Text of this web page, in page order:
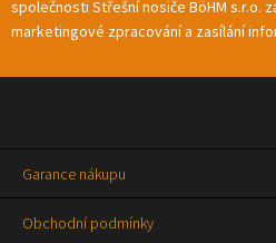
společnosti Střešní nosiče BöHM s.r.o.
marketingové zpracování a zasílání
Garance nákupu
Obchodní podmínky